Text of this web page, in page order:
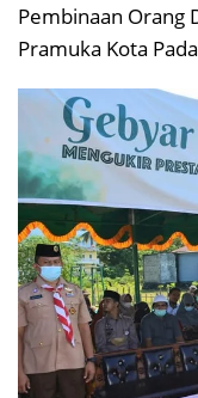
Pembinaan Orang
Pramuka Kota